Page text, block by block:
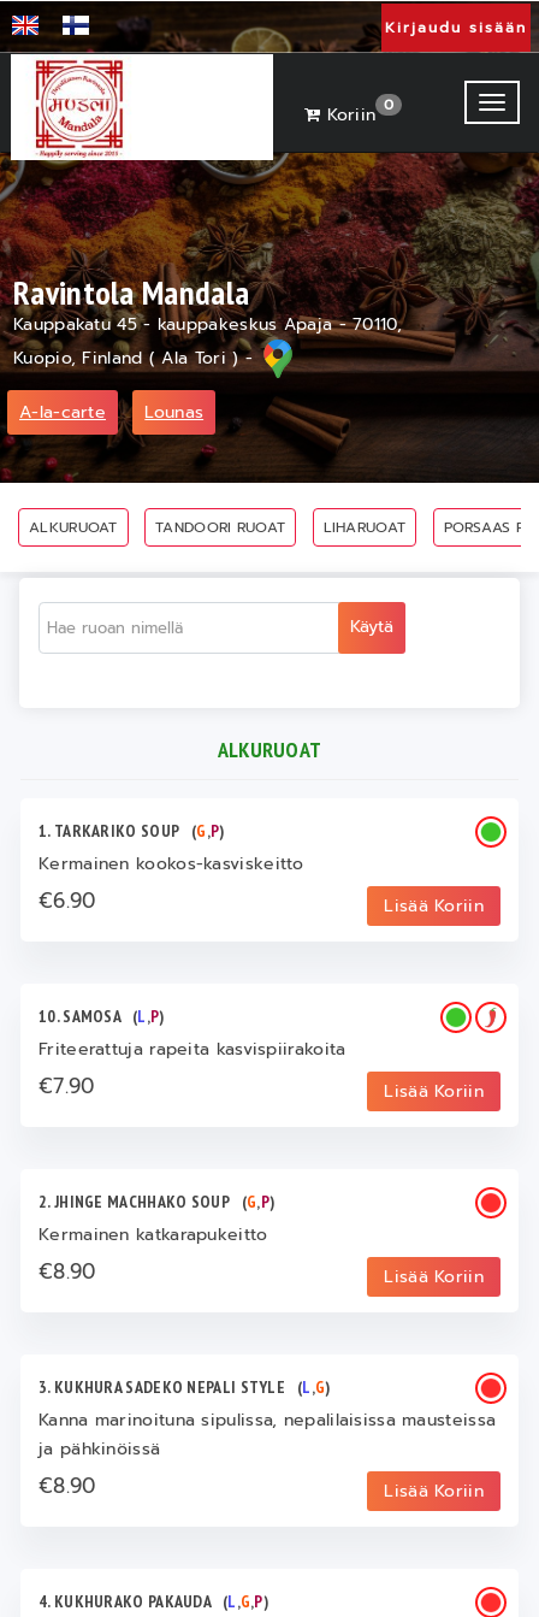
Kirjaudu sisään
Koriin0
Ravintola Mandala
Kauppakatu 45 - kauppakeskus Apaja - 70110,
Kuopio, Finland ( Ala Tori ) -
A-la-carte Lounas
ALKURUOAT TANDOORI RUOAT LIHARUOAT PORSAAS
Käytä
ALKURUOAT
1. TARKARIKO SOUP (G,P)
Kermainen kookos-kasviskeitto
€6.90 Lisää Koriin
10. SAMOSA (L,P)
Friteerattuja rapeita kasvispiirakoita
€7.90 Lisää Koriin
2. JHINGE MACHHAKO SOUP (G,P)
Kermainen katkarapukeitto
€8.90 Lisää Koriin
3. KUKHURA SADEKO NEPALI STYLE (L,G)
Kanna marinoituna sipulissa, nepalilaisissa mausteissa
ja pähkinöissä
€8.90 Lisää Koriin
4. KUKHURAKO PAKAUDA (L,G,P)